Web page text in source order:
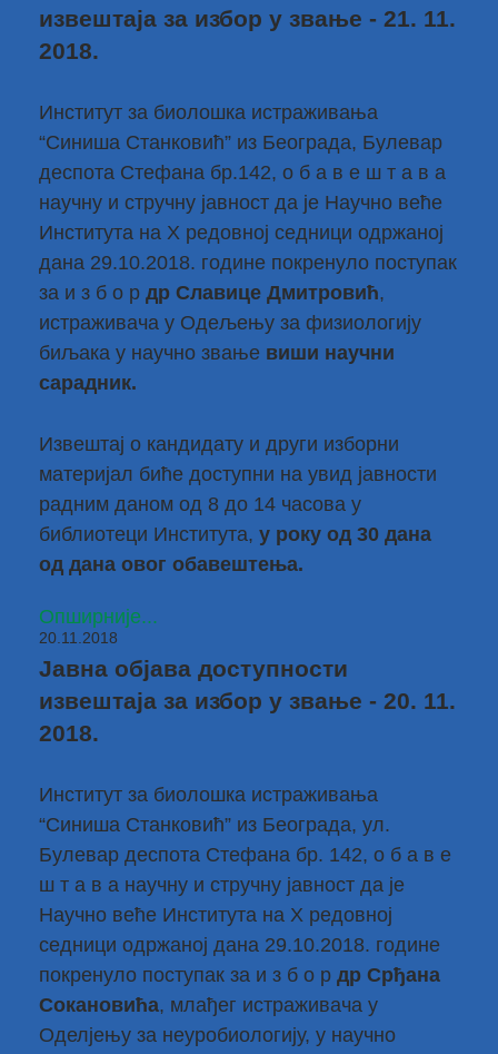
извештаја за избор у звање - 21. 11.
2018.
Институт за биолошка истраживања
“Синиша Станковић” из Београда, Булевар
деспота Стефана бр.142, о б а в е ш т а в а
научну и стручну јавност да је Научно веће
Института на X редовној седници одржаној
дана 29.10.2018. године покренуло поступак
за и з б о р др Славице Дмитровић,
истраживача у Одељењу за физиологију
биљака у научно звање виши научни
сарадник.
Извештај о кандидату и други изборни
материјал биће доступни на увид јавности
радним даном од 8 до 14 часова у
библиотеци Института, у року од 30 дана
од дана овог обавештења.
Опширније...
20.11.2018
Јавна објава доступности
извештаја за избор у звање - 20. 11.
2018.
Институт за биолошка истраживања
“Синиша Станковић” из Београда, ул.
Булевар деспота Стефана бр. 142, о б а в е
ш т а в а научну и стручну јавност да је
Научно веће Института на X редовној
седници одржаној дана 29.10.2018. године
покренуло поступак за и з б о р др Срђана
Сокановића, млађег истраживача у
Оделјењу за неуробиологију, у научно